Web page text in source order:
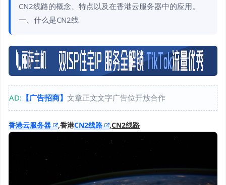
CN2线路的概念、特点以及在香港云服务器中的应用。
一、什么是CN2线
AD: 【广告招商】 文章正文文字广告位开放合作
香港云服务器 ,香港CN2线路 ,CN2线路